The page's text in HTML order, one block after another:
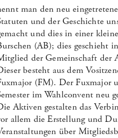
man den neu
und der Geschichte
und dies in einer
(AB); dies geschieht
der Gemeinschaft der
besteht aus dem
(FM). Der Fuxmajor
im Wahlconvent neu
Aktiven gestalten das
allem die Erstellung und
über